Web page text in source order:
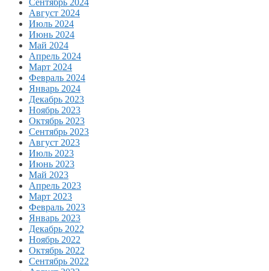
Сентябрь 2024
Август 2024
Июль 2024
Июнь 2024
Май 2024
Апрель 2024
Март 2024
Февраль 2024
Январь 2024
Декабрь 2023
Ноябрь 2023
Октябрь 2023
Сентябрь 2023
Август 2023
Июль 2023
Июнь 2023
Май 2023
Апрель 2023
Март 2023
Февраль 2023
Январь 2023
Декабрь 2022
Ноябрь 2022
Октябрь 2022
Сентябрь 2022